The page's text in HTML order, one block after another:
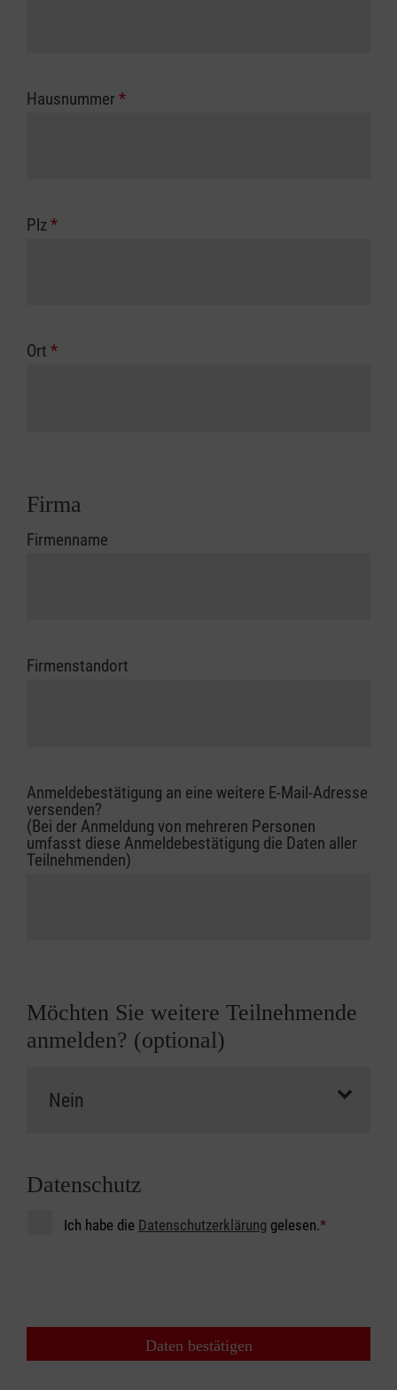
Hausnummer *
Plz*
Ort *
Firma
Firmenname
Firmenstandort
Anmeldebestätigung an eine weitere E-Mail-Adresse
versenden?
(Bei der Anmeldung von mehreren Personen
umfasst diese Anmeldebestätigung die Daten aller
Teilnehmenden)
Möchten Sie weitere Teilnehmende
anmelden? (optional)
Datenschutz
Ich habe die Datenschutzerklärung gelesen.*
Daten bestätigen